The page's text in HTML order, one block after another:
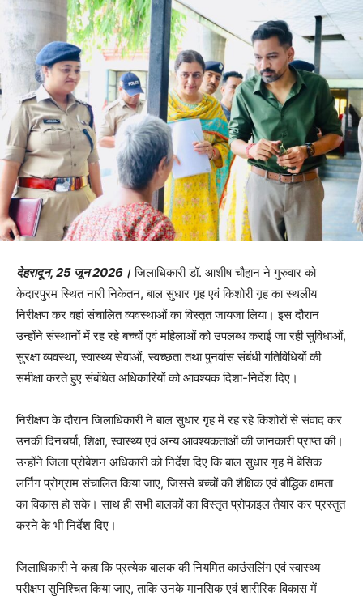
देहरादून, 25 जून 2026।जिलाधिकारी डॉ. आशीष चौहान ने गुरुवार को
केदारपुरम स्थित नारी निकेतन, बाल सुधार गृह एवं किशोरी गृह का स्थलीय
निरीक्षण कर वहां संचालित व्यवस्थाओं का विस्तृत जायजा लिया। इस दौरान
उन्होंने संस्थानों में रह रहे बच्चों एवं महिलाओं को उपलब्ध कराई जा रही सुविधाओं,
सुरक्षा व्यवस्था, स्वास्थ्य सेवाओं, स्वच्छता तथा पुनर्वास संबंधी गतिविधियों की
समीक्षा करते हुए संबंधित अधिकारियों को आवश्यक दिशा-निर्देश दिए।
निरीक्षण के दौरान जिलाधिकारी ने बाल सुधार गृह में रह रहे किशोरों से संवाद कर
उनकी दिनचर्या, शिक्षा, स्वास्थ्य एवं अन्य आवश्यकताओं की जानकारी प्राप्त की।
उन्होंने जिला प्रोबेशन अधिकारी को निर्देश दिए कि बाल सुधार गृह में बेसिक
लर्निंग प्रोग्राम संचालित किया जाए, जिससे बच्चों की शैक्षिक एवं बौद्धिक क्षमता
का विकास हो सके। साथ ही सभी बालकों का विस्तृत प्रोफाइल तैयार कर प्रस्तुत
करने के भी निर्देश दिए।
जिलाधिकारी ने कहा कि प्रत्येक बालक की नियमित काउंसलिंग एवं स्वास्थ्य
परीक्षण सुनिश्चित किया जाए, ताकि उनके मानसिक एवं शारीरिक विकास में